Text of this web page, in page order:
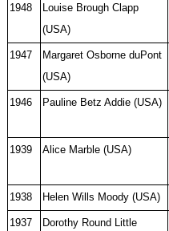
1948
Louise Brough Clapp
(USA)
1947
Margaret Osborne duPont
(USA)
1946 Pauline Betz Addie (USA)
1939 Alice Marble (USA)
1938 Helen Wills Moody (USA)
1937
Dorothy Round Little